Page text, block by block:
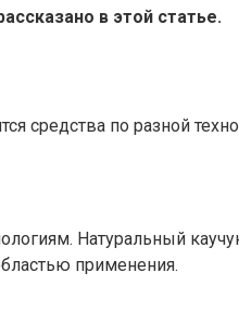
в этой статье.
средства по разной
Натуральный
применения.